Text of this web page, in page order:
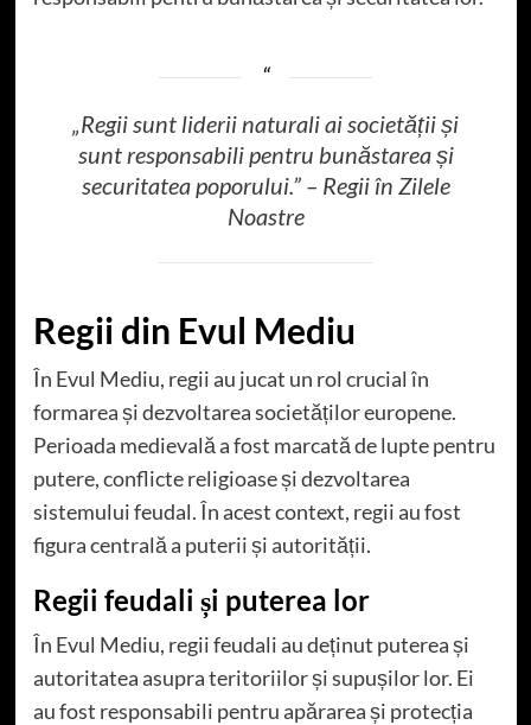
„Regii sunt liderii naturali ai societății și
sunt responsabili pentru bunăstarea și
securitatea poporului.” – Regii în Zilele
Noastre
Regii din Evul Mediu
În Evul Mediu, regii au jucat un rol crucial în
formarea și dezvoltarea societăților europene.
Perioada medievală a fost marcată de lupte pentru
putere, conflicte religioase și dezvoltarea
sistemului feudal. În acest context, regii au fost
figura centrală a puterii și autorității.
Regii feudali și puterea lor
În Evul Mediu, regii feudali au deținut puterea și
autoritatea asupra teritoriilor și supușilor lor. Ei
au fost responsabili pentru apărarea și protecția